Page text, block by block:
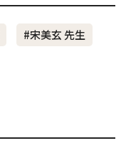
#宋美玄 先生